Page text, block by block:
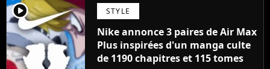
player2 STYLE
Nike annonce 3 paires de Air Max
Plus inspirées d'un manga culte
de 1190 chapitres et 115 tomes